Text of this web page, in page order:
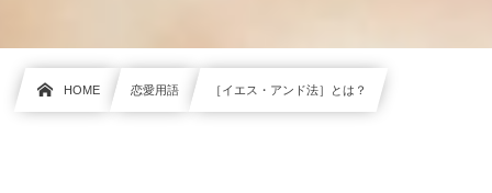
HOME 恋愛用語 ［イエス・アンド法］とは？